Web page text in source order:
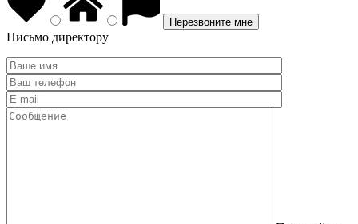
Письмо директору